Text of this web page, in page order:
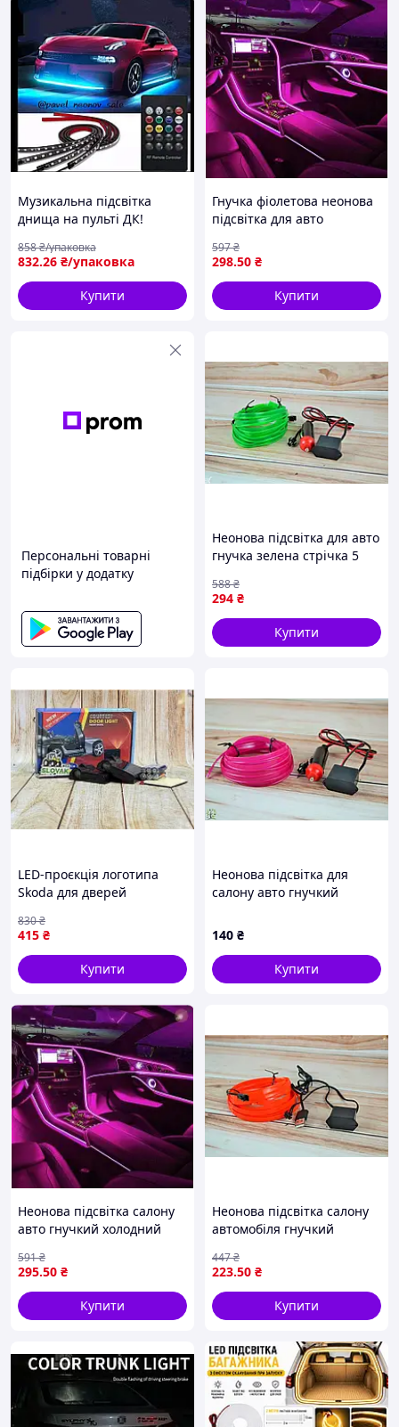
Музикальна підсвітка
днища на пульті ДК!
832.26 ₴/упаковка
858₴/упаковка
Купити
Гнучка фіолетова неонова
підсвітка для авто
приєднанням
298.50 ₴
597₴
Купити
Персональні товарні
підбірки у додатку
Неонова підсвітка для авто
гнучка зелена стрічка 5
атмосфери в салоні
294 ₴
588₴
Купити
LED-проєкція логотипа
Skoda для дверей
освітлення й безпеки
автомобіля
415 ₴
830₴
Купити
Неонова підсвітка для
салону авто гнучкий
світильник для створення
атмосфери 3 метри USB
140 ₴
Купити
Неонова підсвітка салону
авто гнучкий холодний
створення атмосфери 5
метрів
295.50 ₴
591₴
Купити
Неонова підсвітка салону
автомобіля гнучкий
метри на USB для
створення атмосфери
223.50 ₴
447₴
Купити